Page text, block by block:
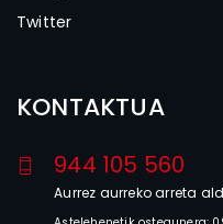
Twitter
KONTAKTUA
944 105 560
Aurrez aurreko arreta